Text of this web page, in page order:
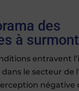
des
à
entravent
le secteur de
négative